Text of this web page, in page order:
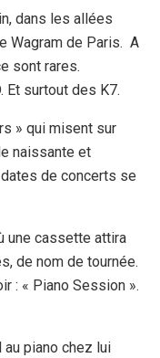
dans les allées
Wagram de Paris. A
sont rares.
Et surtout des K7.
» qui misent sur
naissante et
de concerts se
une cassette attira
de nom de tournée.
: « Piano Session ».
au piano chez lui